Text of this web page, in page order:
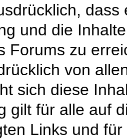
und die
Forums zu
von
sich diese
gilt für alle auf
Links und